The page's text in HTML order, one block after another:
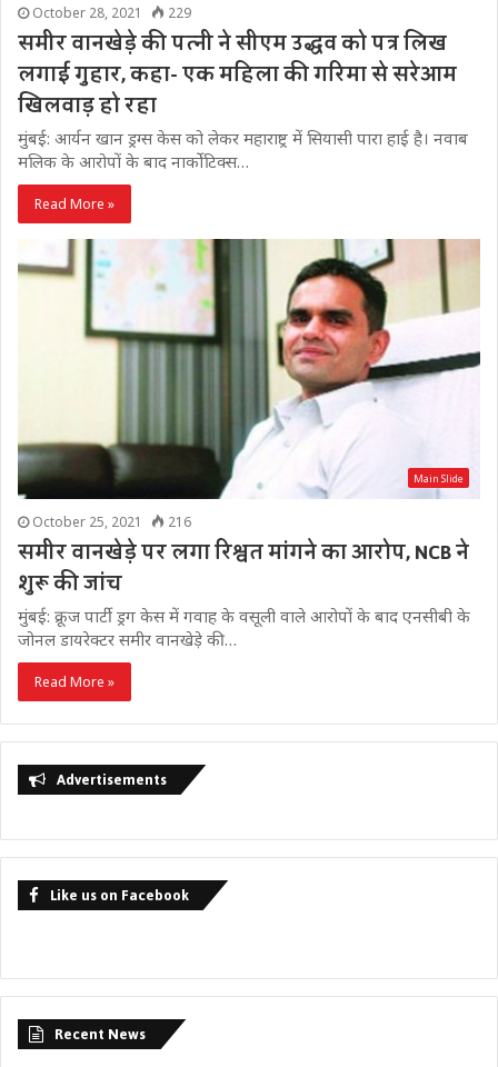
October 28, 2021 229
समीर वानखेड़े की पत्नी ने सीएम उद्धव को पत्र लिख
लगाई गुहार, कहा- एक महिला की गरिमा से सरेआम
खिलवाड़ हो रहा
मुंबई: आर्यन खान ड्रग्स केस को लेकर महाराष्ट्र में सियासी पारा हाई है। नवाब
मलिक के आरोपों के बाद नार्कोटिक्स…
Read More »
Main Slide
October 25, 2021 216
समीर वानखेड़े पर लगा रिश्वत मांगने का आरोप, NCB ने
शुरू की जांच
मुंबई: क्रूज पार्टी ड्रग केस में गवाह के वसूली वाले आरोपों के बाद एनसीबी के
जोनल डायरेक्टर समीर वानखेड़े की…
Read More »
Advertisements
Like us on Facebook
Recent News